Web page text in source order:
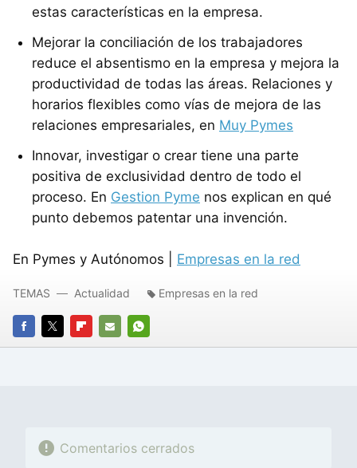
estas características en la empresa.
Mejorar la conciliación de los trabajadores
reduce el absentismo en la empresa y mejora la
productividad de todas las áreas. Relaciones y
horarios flexibles como vías de mejora de las
relaciones empresariales, en Muy Pymes
Innovar, investigar o crear tiene una parte
positiva de exclusividad dentro de todo el
proceso. En Gestion Pyme nos explican en qué
punto debemos patentar una invención.
En Pymes y Autónomos | Empresas en la red
FACEBOOK
TWITTERFLIPBOARD
E-
WHATSAPP
TEMAS Actualidad Empresas en la red
Comentarios cerrados